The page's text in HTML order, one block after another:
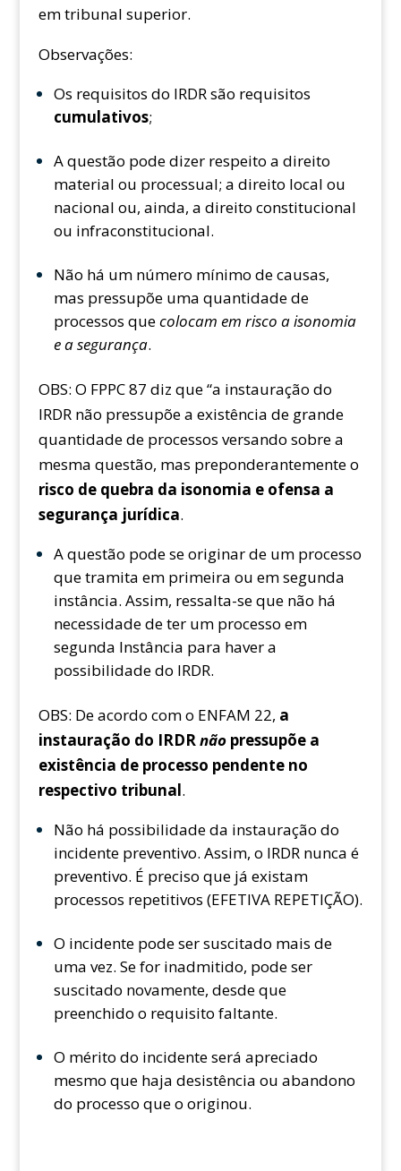
em tribunal superior.
Observações:
Os requisitos do IRDR são requisitos
cumulativos;
A questão pode dizer respeito a direito
material ou processual; a direito local ou
nacional ou, ainda, a direito constitucional
ou infraconstitucional.
Não há um número mínimo de causas,
mas pressupõe uma quantidade de
processos quecolocam em risco a isonomia
e a segurança.
OBS: O FPPC 87 diz que “a instauração do
IRDR não pressupõe a existência de grande
quantidade de processos versando sobre a
mesma questão, mas preponderantemente o
risco de quebra da isonomia e ofensa a
segurança jurídica.
A questão pode se originar de um processo
que tramita em primeira ou em segunda
instância. Assim, ressalta-se que não há
necessidade de ter um processo em
segunda Instância para haver a
possibilidade do IRDR.
OBS: De acordo com o ENFAM 22, a
instauração do IRDRnão pressupõe a
existência de processo pendente no
respectivo tribunal.
Não há possibilidade da instauração do
incidente preventivo. Assim, o IRDR nunca é
preventivo. É preciso que já existam
processos repetitivos (EFETIVA REPETIÇÃO).
O incidente pode ser suscitado mais de
uma vez. Se for inadmitido, pode ser
suscitado novamente, desde que
preenchido o requisito faltante.
O mérito do incidente será apreciado
mesmo que haja desistência ou abandono
do processo que o originou.